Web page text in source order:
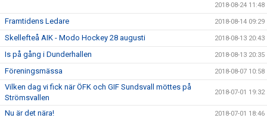
2018-08-24 11:48
Framtidens Ledare 2018-08-14 09:29
Skellefteå AIK - Modo Hockey 28 augusti 2018-08-13 20:43
Is på gång i Dunderhallen 2018-08-13 20:35
Föreningsmässa 2018-08-07 10:58
Vilken dag vi fick när ÖFK och GIF Sundsvall möttes på
Strömsvallen
2018-07-01 19:32
Nu är det nära! 2018-07-01 18:46